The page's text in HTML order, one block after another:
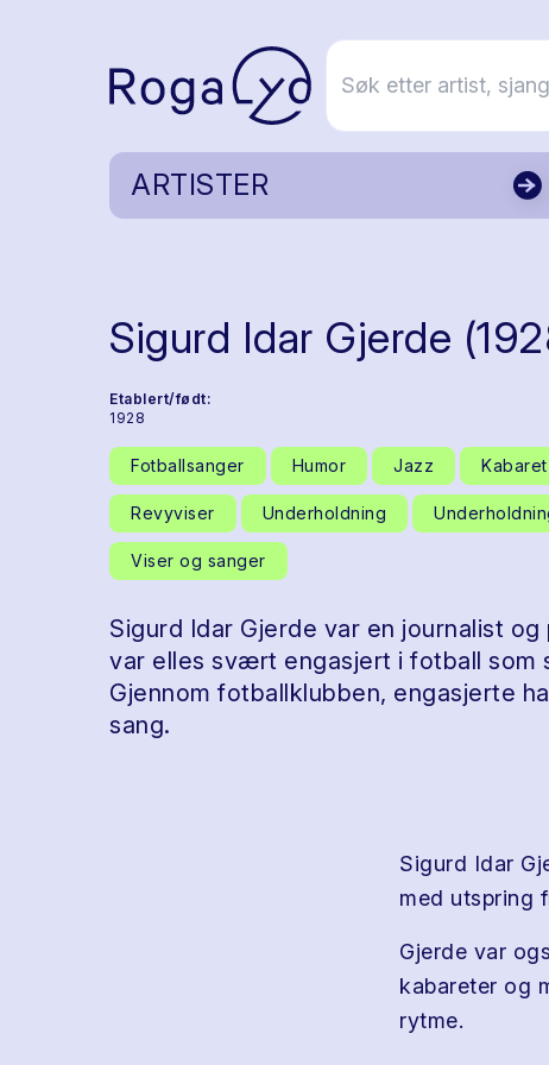
ARTISTER
Sigurd Idar Gjerde
Etablert/født:
1928
Fotballsanger Humor Jazz Kabaret
Revyviser Underholdning
Viser og sanger
Sigurd Idar Gjerde var en journalist
var elles svært engasjert i fotball som
Gjennom fotballklubben, engasjerte
sang.
Sigurd Idar
med utspring
Gjerde var
kabareter og
rytme.